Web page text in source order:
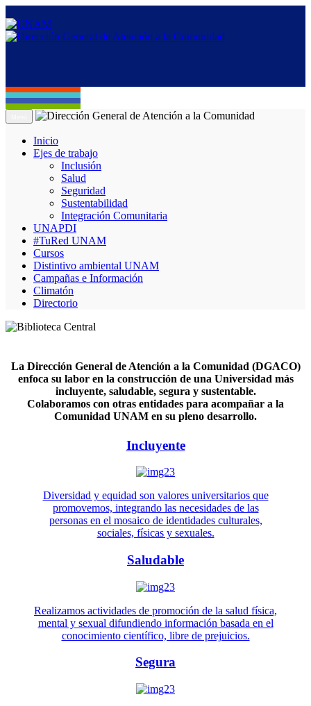
Inicio
Ejes de trabajo
Inclusión
Salud
Seguridad
Sustentabilidad
Integración Comunitaria
UNAPDI
#TuRed UNAM
Cursos
Distintivo ambiental UNAM
Campañas e Información
Climatón
Directorio
La Dirección General de Atención a la Comunidad (DGACO)
enfoca su labor en la construcción de una Universidad más
incluyente, saludable, segura y sustentable.
Colaboramos con otras entidades para acompañar a la
Comunidad UNAM en su pleno desarrollo.
Incluyente
Diversidad y equidad son valores universitarios que
promovemos, integrando las necesidades de las
personas en el mosaico de identidades culturales,
sociales, físicas y sexuales.
Saludable
Realizamos actividades de promoción de la salud física,
mental y sexual difundiendo información basada en el
conocimiento científico, libre de prejuicios.
Segura